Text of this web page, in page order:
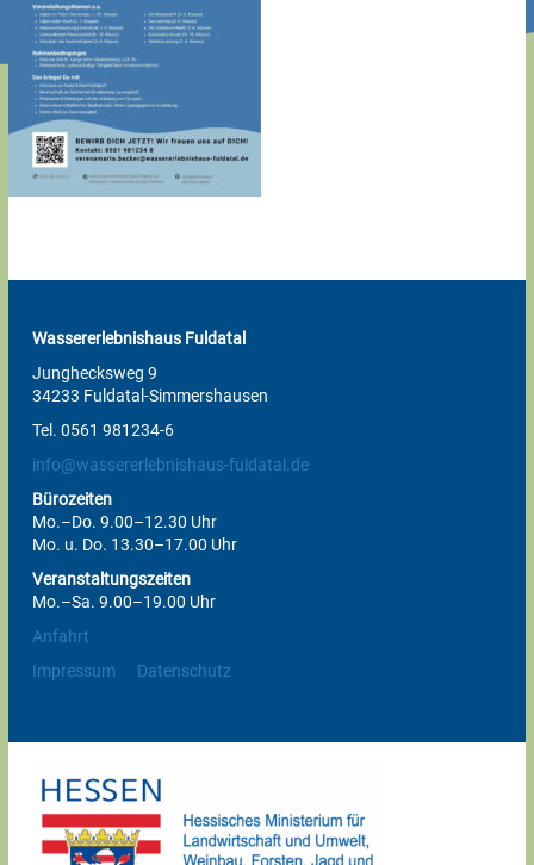
Wassererlebnishaus Fuldatal
Junghecksweg 9
34233 Fuldatal-Simmershausen
Tel. 0561 981234-6
info@wassererlebnishaus-fuldatal.de
Bürozeiten
Mo.–Do. 9.00–12.30 Uhr
Mo. u. Do. 13.30–17.00 Uhr
Veranstaltungszeiten
Mo.–Sa. 9.00–19.00 Uhr
Anfahrt
Impressum
Datenschutz